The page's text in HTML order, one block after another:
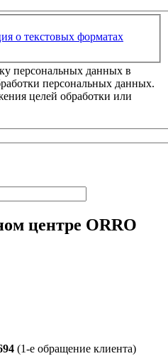
о текстовых форматах
персональных данных в
персональных данных.
целей обработки или
центре ORRO
(1-е обращение клиента)